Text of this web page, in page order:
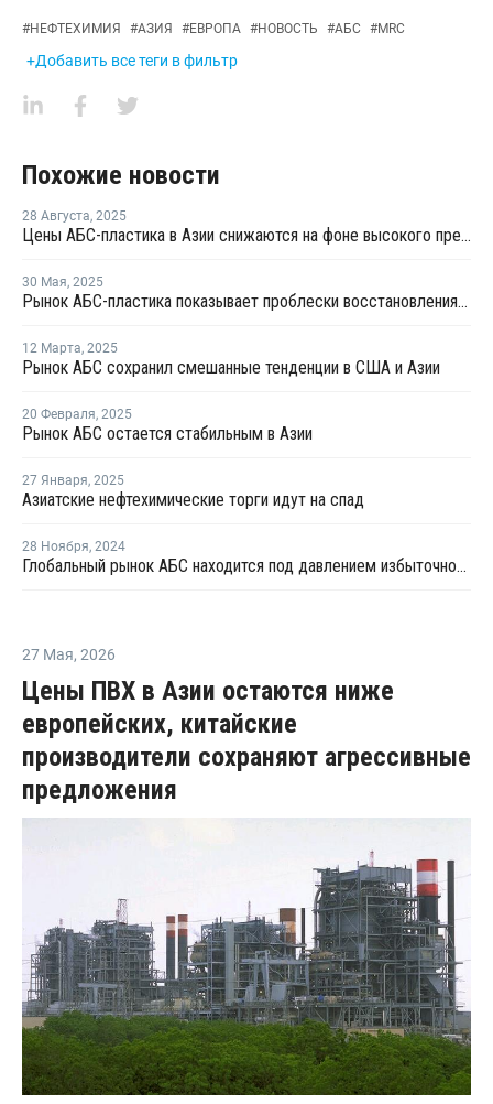
#НЕФТЕХИМИЯ #АЗИЯ #ЕВРОПА #НОВОСТЬ #АБС #MRC
+Добавить все теги в фильтр
Похожие новости
28 Августа, 2025
Цены АБС-пластика в Азии снижаются на фоне высокого предложения и сезонного спада спроса
30 Мая, 2025
Рынок АБС-пластика показывает проблески восстановления на фоне избыточного предложения
12 Марта, 2025
Рынок АБС сохранил смешанные тенденции в США и Азии
20 Февраля, 2025
Рынок АБС остается стабильным в Азии
27 Января, 2025
Азиатские нефтехимические торги идут на спад
28 Ноября, 2024
Глобальный рынок АБС находится под давлением избыточного предложения и слабого спроса
27 Мая, 2026
Цены ПВХ в Азии остаются ниже
европейских, китайские
производители сохраняют агрессивные
предложения